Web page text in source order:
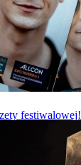
festiwalowej!